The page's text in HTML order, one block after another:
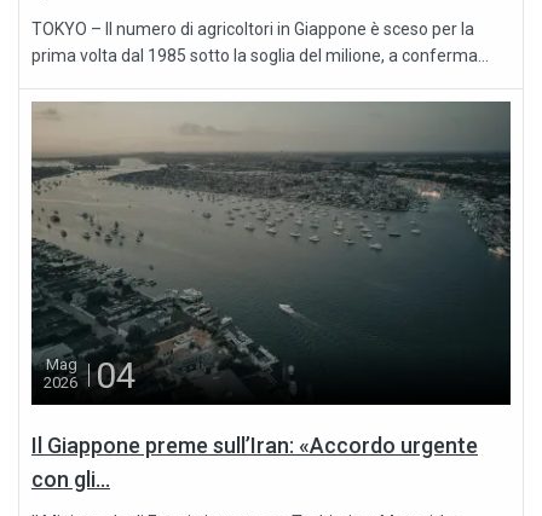
TOKYO – Il numero di agricoltori in Giappone è sceso per la
prima volta dal 1985 sotto la soglia del milione, a conferma...
Mag
2026
04
Il Giappone preme sull’Iran: «Accordo urgente
con gli...